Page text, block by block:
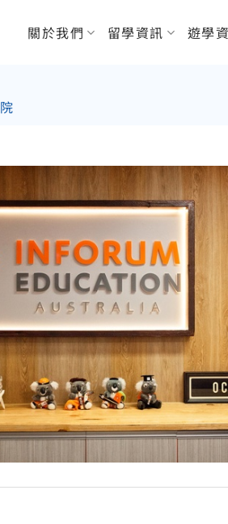
關於我們 留學資訊 遊學